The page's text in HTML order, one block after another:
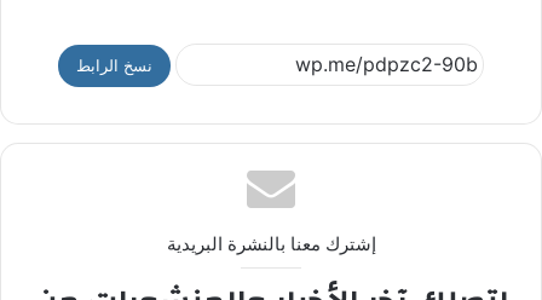
نسخ الرابط
إشترك معنا بالنشرة البريدية